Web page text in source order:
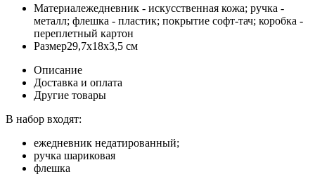
Материалежедневник - искусственная кожа; ручка -
металл; флешка - пластик; покрытие софт-тач; коробка -
переплетный картон
Размер29,7х18х3,5 см
Описание
Доставка и оплата
Другие товары
В набор входят:
ежедневник недатированный;
ручка шариковая
флешка